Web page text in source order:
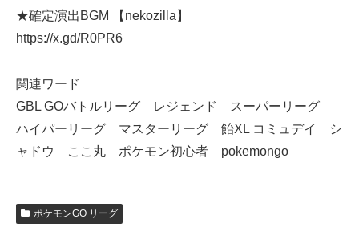
★確定演出BGM 【nekozilla】
https://x.gd/R0PR6
関連ワード
GBL GOバトルリーグ レジェンド スーパーリーグ
ハイパーリーグ マスターリーグ 飴XL コミュデイ シ
ャドウ ここ丸 ポケモン初心者 pokemongo
ポケモンGO リーグ